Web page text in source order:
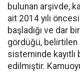
bulunan arşivde,
ait 2014 yılı
başladığı ve dar
gördüğü, belirtilen
sisteminde
edilmiştir.